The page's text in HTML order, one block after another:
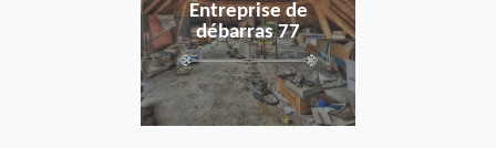
Entreprise de
débarras 77